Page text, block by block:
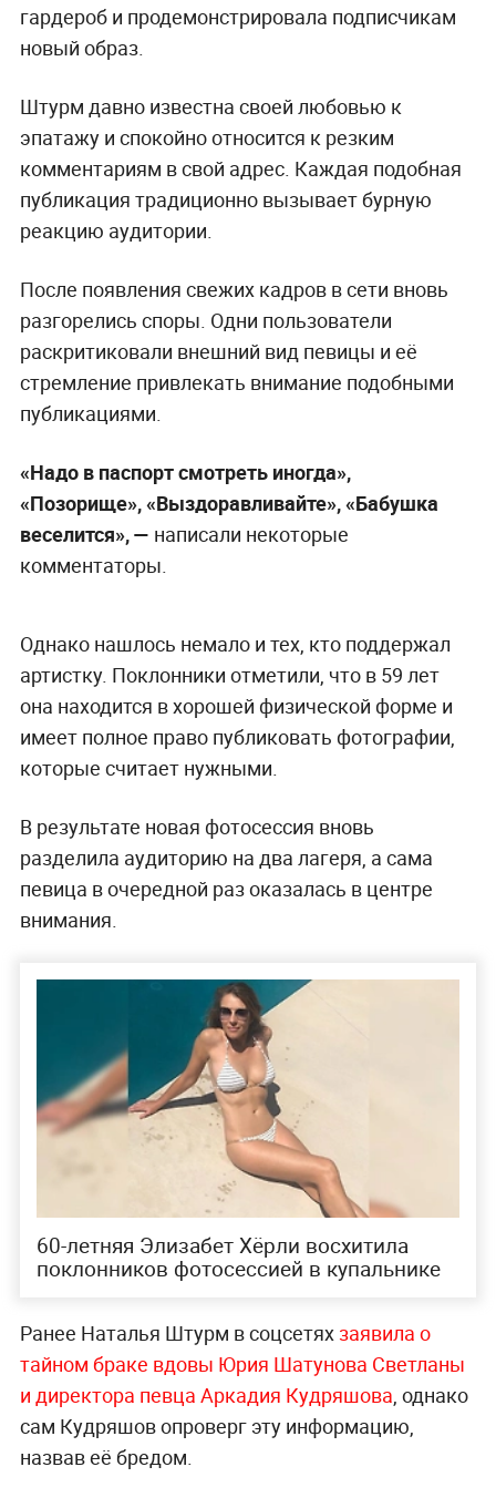
гардероб и продемонстрировала подписчикам
новый образ.
Штурм давно известна своей любовью к
эпатажу и спокойно относится к резким
комментариям в свой адрес. Каждая подобная
публикация традиционно вызывает бурную
реакцию аудитории.
После появления свежих кадров в сети вновь
разгорелись споры. Одни пользователи
раскритиковали внешний вид певицы и её
стремление привлекать внимание подобными
публикациями.
«Надо в паспорт смотреть иногда»,
«Позорище», «Выздоравливайте», «Бабушка
веселится», — написали некоторые
комментаторы.
Однако нашлось немало и тех, кто поддержал
артистку. Поклонники отметили, что в 59 лет
она находится в хорошей физической форме и
имеет полное право публиковать фотографии,
которые считает нужными.
В результате новая фотосессия вновь
разделила аудиторию на два лагеря, а сама
певица в очередной раз оказалась в центре
внимания.
60-летняя Элизабет Хёрли восхитила
поклонников фотосессией в купальнике
Ранее Наталья Штурм в соцсетяхзаявила о
тайном браке вдовы Юрия Шатунова Светланы
и директора певца Аркадия Кудряшова , однако
сам Кудряшов опроверг эту информацию,
назвав её бредом.